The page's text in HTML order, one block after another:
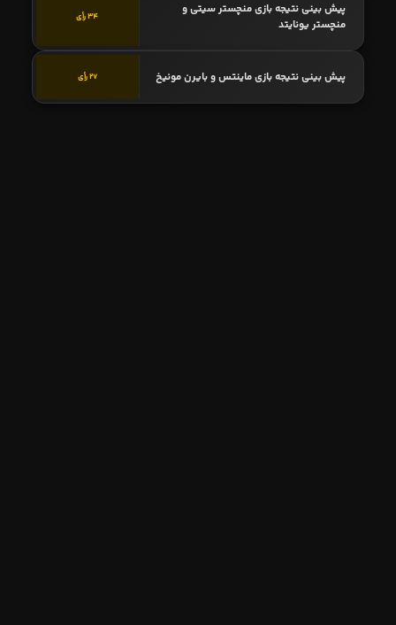
پیش بینی نتیجه بازی منچستر سیتی و
منچستر یونایتد
34 رأی
پیش بینی نتیجه بازی ماینتس و بایرن مونیخ 27 رأی